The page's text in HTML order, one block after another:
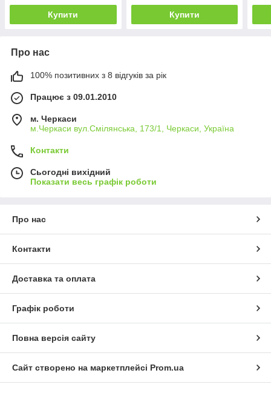
Купити Купити
Про нас
100% позитивних з 8 відгуків за рік
Працює з 09.01.2010
м. Черкаси
м.Черкаси вул.Смілянська, 173/1, Черкаси, Україна
Контакти
Сьогодні вихідний
Показати весь графік роботи
Про нас
Контакти
Доставка та оплата
Графік роботи
Повна версія сайту
Сайт створено на маркетплейсі Prom.ua